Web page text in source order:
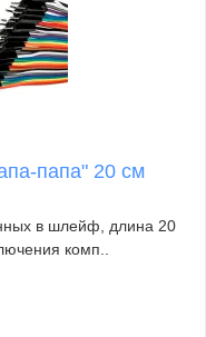
папа" 20 см
в шлейф, длина 20
комп..